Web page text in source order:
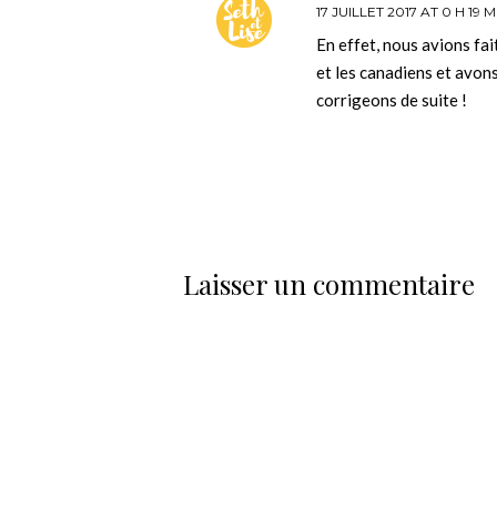
17 JUILLET 2017 AT 0 H 19
En effet, nous avions
et les canadiens et
corrigeons de suite !
Laisser un commentaire